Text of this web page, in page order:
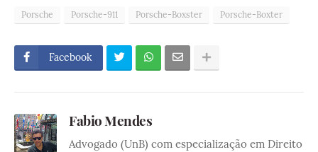
Porsche Porsche-911 Porsche-Boxster Porsche-Boxter
Facebook
Fabio Mendes
Advogado (UnB) com especialização em Direito